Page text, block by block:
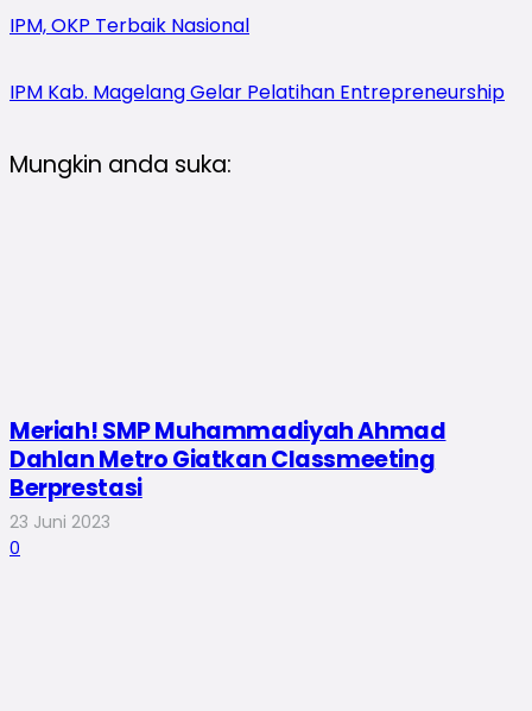
IPM, OKP Terbaik Nasional
IPM Kab. Magelang Gelar Pelatihan Entrepreneurship
Mungkin anda suka:
Meriah! SMP Muhammadiyah Ahmad
Dahlan Metro Giatkan Classmeeting
Berprestasi
23 Juni 2023
0